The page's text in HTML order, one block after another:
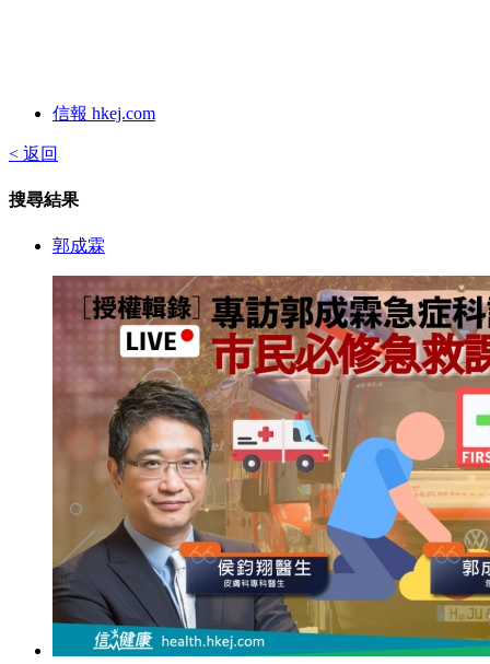
信報 hkej.com
< 返回
搜尋結果
郭成霖